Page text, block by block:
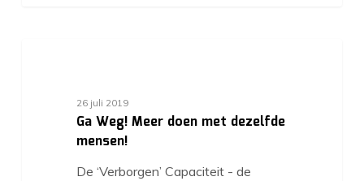
26 juli 2019
Ga Weg! Meer doen met dezelfde
mensen!
De ‘Verborgen’ Capaciteit - de